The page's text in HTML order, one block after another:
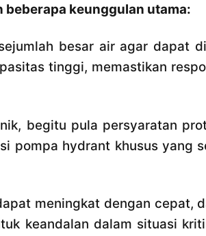
beberapa keunggulan utama:
besar air agar dapat
tinggi, memastikan
begitu pula persyaratan
pompa hydrant khusus yang
meningkat dengan cepat,
keandalan dalam situasi